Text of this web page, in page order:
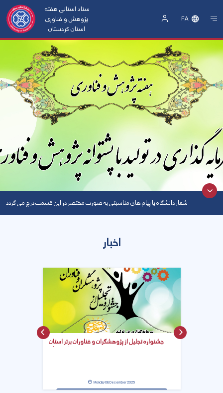
ستاد استانی هفته
پژوهش و فناوری
استان کردستان
In
FA
ﺷﻌﺎر داﻧﺸﮕﺎه ﯾﺎ ﭘﯿﺎم ﻫﺎی ﻣﻨﺎﺳﺒﺘﯽ به صورت مختصر در این قسمت درج می گردد
اخبار
جشنواره تجلیل از پژوهشگران و فناوران برتر استان
کردستان
Monday 08 December 2025